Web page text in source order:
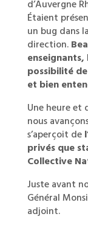
d’Auvergne
Étaient
un bug dans
direction.
possibilité
et bien
Une heure et
nous
s’aperçoit de
privés que
Collective
Juste avant
Général
adjoint.